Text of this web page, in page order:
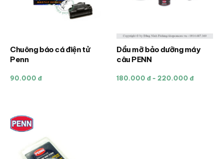
Chuông báo cá điện tử
Penn
90.000 đ
Dầu mỡ bảo dưỡng máy
câu PENN
180.000 đ - 220.000 đ
Sản
phẩm
này